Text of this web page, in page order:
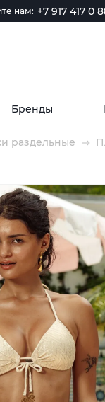
нам: +7 917 417 0
Бренды
раздельные